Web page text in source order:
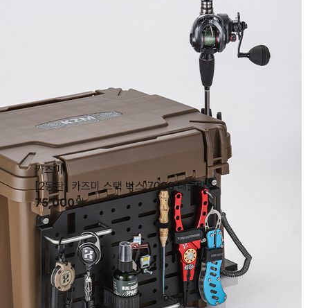
카즈미
[2동탄] 카즈미 스택 박스 7000 태클박스
75,000원